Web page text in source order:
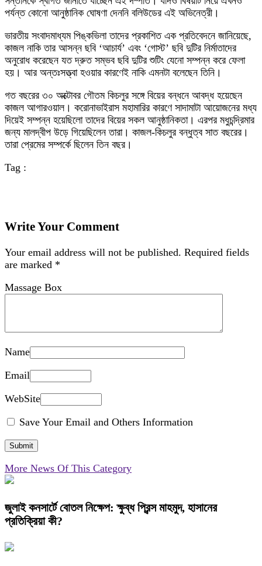
পর্যন্ত কোনো আনুষ্ঠানিক ঘোষণা দেননি বলিউডের এই অভিনেত্রী।
ভারতীয় সংবাদমাধ্যম পিঙ্কভিলা তাদের প্রকাশিত এক প্রতিবেদনে জানিয়েছে,
কাজল নাকি তার আসন্ন ছবি ‘আচার্য’ এবং ‘গোস্ট’ ছবি দুটির নির্মাতাদের
অনুরোধ করেছেন যত দ্রুত সম্ভব ছবি দুটির শুটিং যেনো সম্পন্ন করে ফেলা
হয়। আর অন্তঃসত্ত্বা হওয়ার কারণেই নাকি এমনটা বলেছেন তিনি।
গত বছরের ৩০ অক্টোবর গৌতম কিচলুর সঙ্গে বিয়ের বন্ধনে আবদ্ধ হয়েছেন
কাজল আগারওয়াল। করোনাভাইরাস মহামারির কারণে সাদামাটা আয়োজনের মধ্য
দিয়েই সম্পন্ন হয়েছিলো তাদের বিয়ের সকল আনুষ্ঠানিকতা। এরপর মধুচন্দ্রিমার
জন্য মালদ্বীপ উড়ে গিয়েছিলেন তারা। কাজল-কিচলুর বন্ধুত্ব সাত বছরের।
তারা প্রেমের সম্পর্কে ছিলেন তিন বছর।
Tag :
Write Your Comment
Your email address will not be published. Required fields
are marked *
Massage Box
Name
Email
WebSite
Save Your Email and Others Information
More News Of This Category
জুলাই কনসার্টে বোতল নিক্ষেপ: ক্ষুব্ধ প্রিন্স মাহমুদ, হাসানের
প্রতিক্রিয়া কী?